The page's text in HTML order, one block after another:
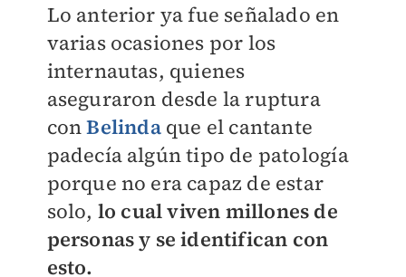
Lo anterior ya fue señalado en
varias ocasiones por los
internautas, quienes
aseguraron desde la ruptura
conBelindaque el cantante
padecía algún tipo de patología
porque no era capaz de estar
solo, lo cual viven millones de
personas y se identifican con
esto.